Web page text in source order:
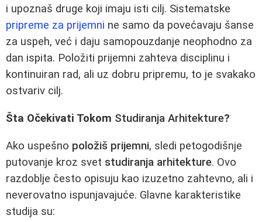
i upoznaš druge koji imaju isti cilj. Sistematske
pripreme za prijemni ne samo da povećavaju šanse
za uspeh, već i daju samopouzdanje neophodno za
dan ispita. Položiti prijemni zahteva disciplinu i
kontinuiran rad, ali uz dobru pripremu, to je svakako
ostvariv cilj.
Šta Očekivati Tokom Studiranja Arhitekture?
Ako uspešno položiš prijemni, sledi petogodišnje
putovanje kroz svet studiranja arhitekture. Ovo
razdoblje često opisuju kao izuzetno zahtevno, ali i
neverovatno ispunjavajuće. Glavne karakteristike
studija su: